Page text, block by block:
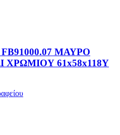
ΜΑΥΡΟ
61x58x118Y